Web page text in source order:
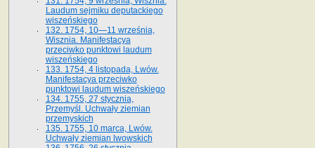
Laudum sejmiku deputackiego
wiszeńskiego
132. 1754, 10—11 września,
Wisznia. Manifestacya
przeciwko punktowi laudum
wiszeńskiego
133. 1754, 4 listopada, Lwów.
Manifestacya przeciwko
punktowi laudum wiszeńskiego
134. 1755, 27 stycznia,
Przemyśl. Uchwały ziemian
przemyskich
135. 1755, 10 marca, Lwów.
Uchwały ziemian lwowskich